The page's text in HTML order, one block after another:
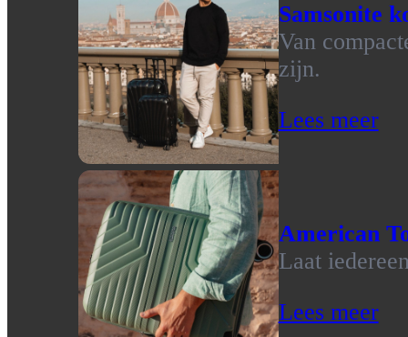
Samsonite
Van
zijn.
Lees meer
American
Laat
Lees meer